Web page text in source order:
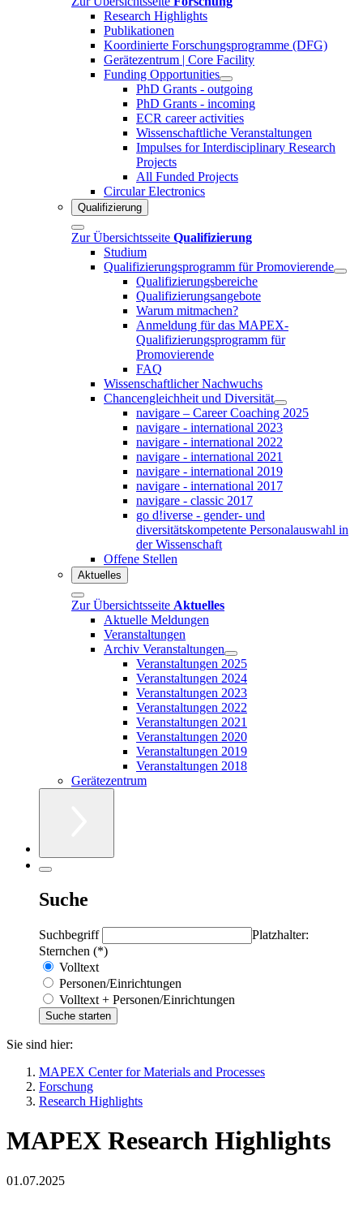
Research Highlights
Publikationen
Koordinierte Forschungsprogramme (DFG)
Gerätezentrum | Core Facility
Funding Opportunities
PhD Grants - outgoing
PhD Grants - incoming
ECR career activities
Wissenschaftliche Veranstaltungen
Impulses for Interdisciplinary Research
Projects
All Funded Projects
Circular Electronics
Qualifizierung
Zur Übersichtsseite Qualifizierung
Studium
Qualifizierungsprogramm für Promovierende
Qualifizierungsbereiche
Qualifizierungsangebote
Warum mitmachen?
Anmeldung für das MAPEX-
Qualifizierungsprogramm für
Promovierende
FAQ
Wissenschaftlicher Nachwuchs
Chancengleichheit und Diversität
navigare – Career Coaching 2025
navigare - international 2023
navigare - international 2022
navigare - international 2021
navigare - international 2019
navigare - international 2017
navigare - classic 2017
go d!iverse - gender- und
diversitätskompetente Personalauswahl in
der Wissenschaft
Offene Stellen
Aktuelles
Zur Übersichtsseite Aktuelles
Aktuelle Meldungen
Veranstaltungen
Archiv Veranstaltungen
Veranstaltungen 2025
Veranstaltungen 2024
Veranstaltungen 2023
Veranstaltungen 2022
Veranstaltungen 2021
Veranstaltungen 2020
Veranstaltungen 2019
Veranstaltungen 2018
Gerätezentrum
Suche
Suchbegriff
Platzhalter:
Sternchen (*)
Volltext
Personen/Einrichtungen
Volltext + Personen/Einrichtungen
Sie sind hier:
MAPEX Center for Materials and Processes
Forschung
Research Highlights
MAPEX Research Highlights
01.07.2025